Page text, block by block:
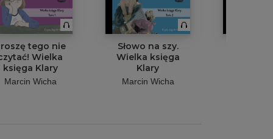
tego nie
Wielka
księga Klary
Marcin Wicha
Słowo na szy.
Wielka księga
Klary
Marcin Wicha